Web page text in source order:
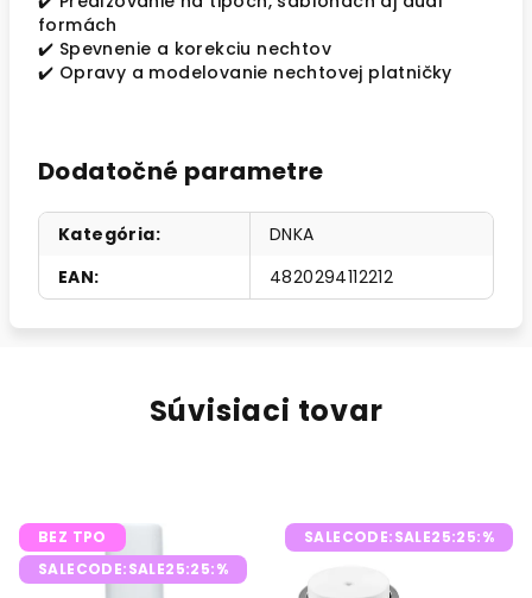
formách
✔️ Spevnenie a korekciu nechtov
✔️ Opravy a modelovanie nechtovej platničky
Dodatočné parametre
Kategória:
DNKA
EAN: 4820294112212
Súvisiaci tovar
BEZ TPO
SALECODE:SALE25:25:%
SALECODE:SALE25:25:%